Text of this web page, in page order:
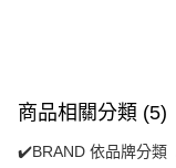
商品相關分類 (5)
✔️BRAND 依品牌分類